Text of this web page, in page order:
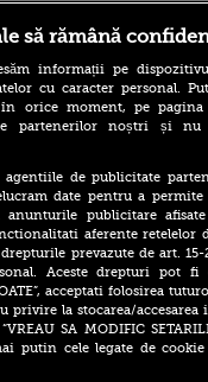
să rămână
informații pe
cu caracter personal.
orice moment, pe
partenerilor noștri și
de publicitate
date pentru a permite
publicitare
aferente retelelor
prevazute de art.
Aceste drepturi pot fi
acceptati folosirea
privire la stocarea/
SA MODIFIC
putin cele legate de cookie